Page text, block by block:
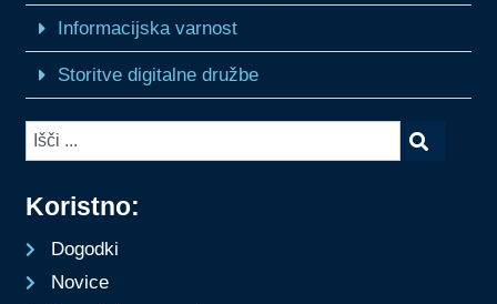
Koristno:
Dogodki
Novice
Informacijska varnost
Storitve digitalne družbe